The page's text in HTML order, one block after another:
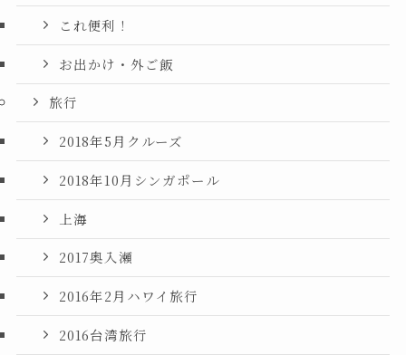
これ便利！
お出かけ・外ご飯
旅行
2018年5月クルーズ
2018年10月シンガポール
上海
2017奥入瀬
2016年2月ハワイ旅行
2016台湾旅行